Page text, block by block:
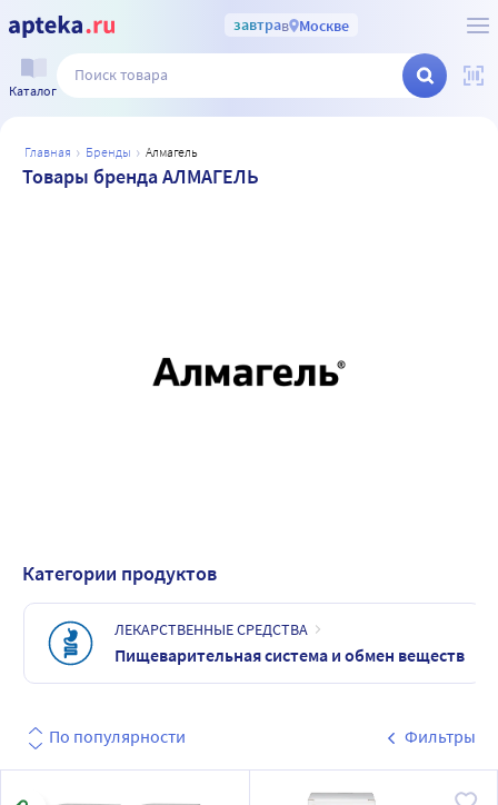
завтрав Москве
Каталог
главная бренды алмагель
Товары бренда АЛМАГЕЛЬ
Категории продуктов
ЛЕКАРСТВЕННЫЕ СРЕДСТВА
Пищеварительная система и обмен веществ
По популярности Фильтры